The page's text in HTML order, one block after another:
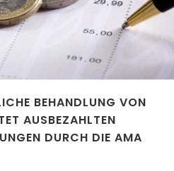
BEHANDLUNG VON
AUSBEZAHLTEN
DURCH DIE AMA